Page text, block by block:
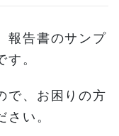
報告書のサンプ
。
で、お困りの方
い。